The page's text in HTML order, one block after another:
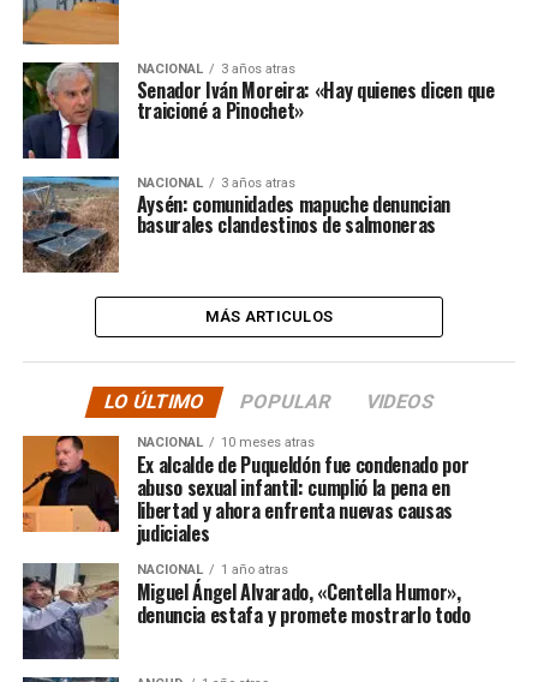
NACIONAL 3 años atras
Senador Iván Moreira: «Hay quienes dicen que
traicioné a Pinochet»
NACIONAL 3 años atras
Aysén: comunidades mapuche denuncian
basurales clandestinos de salmoneras
MÁS ARTICULOS
LO ÚLTIMO POPULAR VIDEOS
NACIONAL 10 meses atras
Ex alcalde de Puqueldón fue condenado por
abuso sexual infantil: cumplió la pena en
libertad y ahora enfrenta nuevas causas
judiciales
NACIONAL 1 año atras
Miguel Ángel Alvarado, «Centella Humor»,
denuncia estafa y promete mostrarlo todo